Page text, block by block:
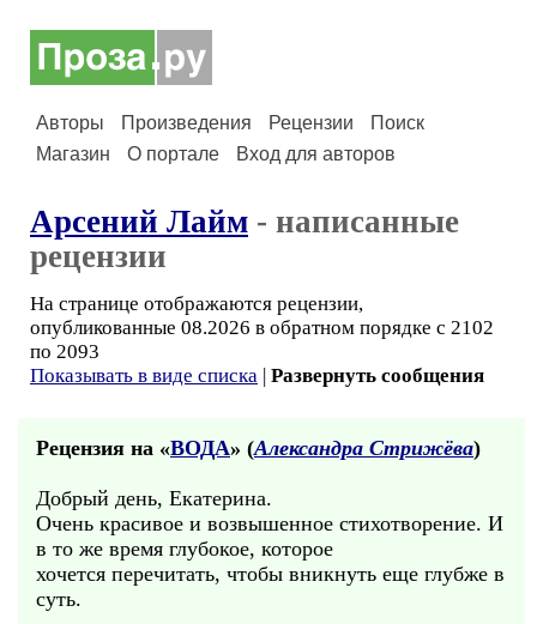
Авторы Произведения Рецензии
Поиск
Магазин
О портале Вход для авторов
Арсений Лайм - написанные
рецензии
На странице отображаются рецензии,
опубликованные 08.2026 в обратном порядке с 2102
по 2093
Показывать в виде списка | Развернуть сообщения
Рецензия на «ВОДА» (Александра Стрижёва)
Добрый день, Екатерина.
Очень красивое и возвышенное стихотворение. И
в то же время глубокое, которое
хочется перечитать, чтобы вникнуть еще глубже в
суть.